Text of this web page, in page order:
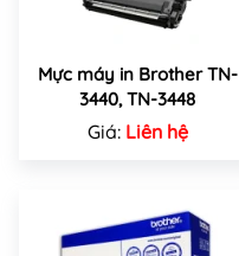
Mực máy in Brother TN-
3440, TN-3448
Giá: Liên hệ